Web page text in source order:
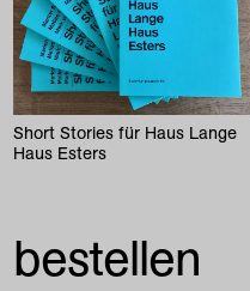
Short Stories für Haus Lange
Haus Esters
bestellen